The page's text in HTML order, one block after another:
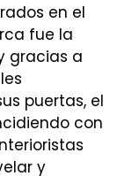
en el
fue la
gracias a
puertas, el
con
y